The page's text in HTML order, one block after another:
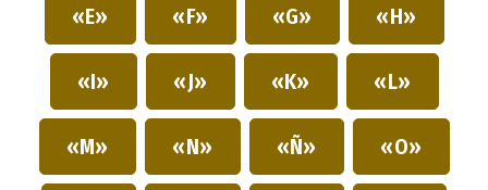
«E» «F» «G» «H»
«I» «J» «K» «L»
«M» «N» «Ñ» «O»